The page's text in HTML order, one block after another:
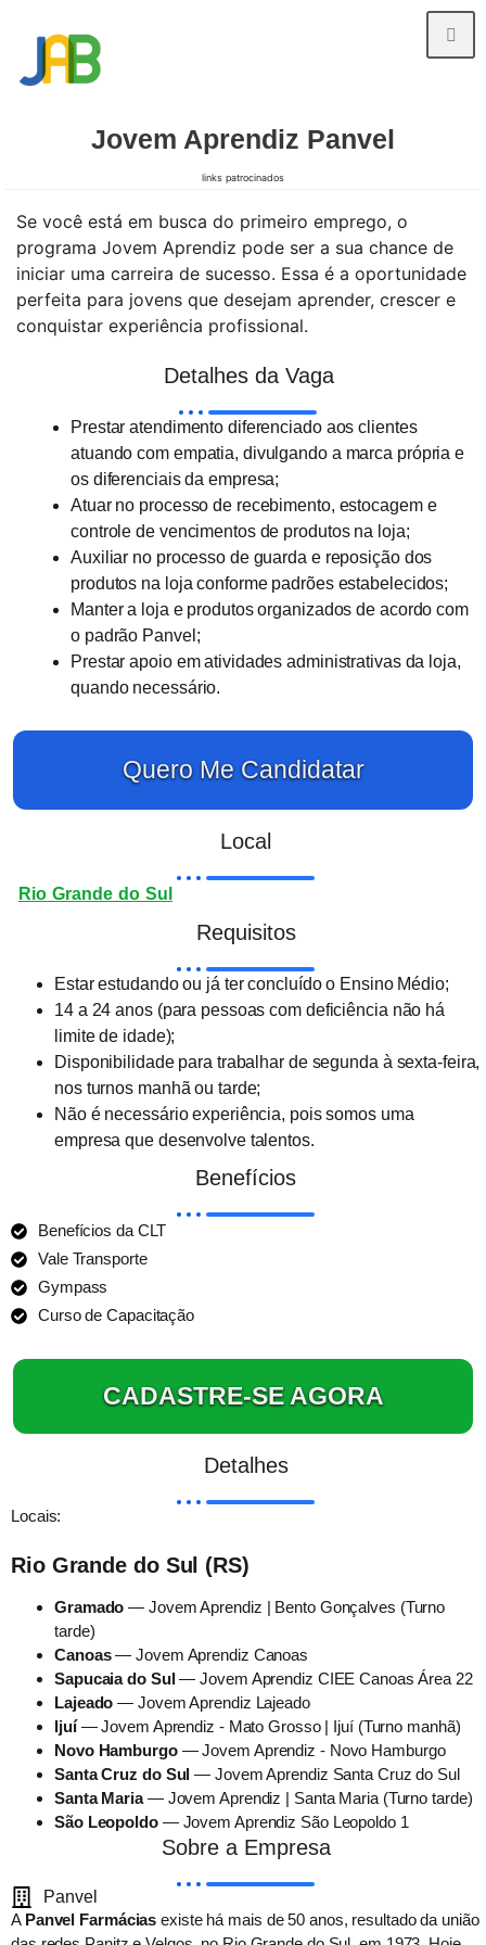
Jovem Aprendiz Panvel
links patrocinados
Se você está em busca do primeiro emprego, o
programa Jovem Aprendiz pode ser a sua chance de
iniciar uma carreira de sucesso. Essa é a oportunidade
perfeita para jovens que desejam aprender, crescer e
conquistar experiência profissional.
Detalhes da Vaga
Prestar atendimento diferenciado aos clientes
atuando com empatia, divulgando a marca própria e
os diferenciais da empresa;
Atuar no processo de recebimento, estocagem e
controle de vencimentos de produtos na loja;
Auxiliar no processo de guarda e reposição dos
produtos na loja conforme padrões estabelecidos;
Manter a loja e produtos organizados de acordo com
o padrão Panvel;
Prestar apoio em atividades administrativas da loja,
quando necessário.
Quero Me Candidatar
Local
Rio Grande do Sul
Requisitos
Estar estudando ou já ter concluído o Ensino Médio;
14 a 24 anos (para pessoas com deficiência não há
limite de idade);
Disponibilidade para trabalhar de segunda à sexta-feira,
nos turnos manhã ou tarde;
Não é necessário experiência, pois somos uma
empresa que desenvolve talentos.
Benefícios
Benefícios da CLT
Vale Transporte
Gympass
Curso de Capacitação
CADASTRE-SE AGORA
Detalhes
Locais:
Rio Grande do Sul (RS)
Gramado — Jovem Aprendiz | Bento Gonçalves (Turno
tarde)
Canoas— Jovem Aprendiz Canoas
Sapucaia do Sul— Jovem Aprendiz CIEE Canoas Área 22
Lajeado — Jovem Aprendiz Lajeado
Ijuí— Jovem Aprendiz - Mato Grosso | Ijuí (Turno manhã)
Novo Hamburgo— Jovem Aprendiz - Novo Hamburgo
Santa Cruz do Sul — Jovem Aprendiz Santa Cruz do Sul
Santa Maria— Jovem Aprendiz | Santa Maria (Turno tarde)
São Leopoldo— Jovem Aprendiz São Leopoldo 1
Sobre a Empresa
Panvel
A Panvel Farmácias existe há mais de 50 anos, resultado da união